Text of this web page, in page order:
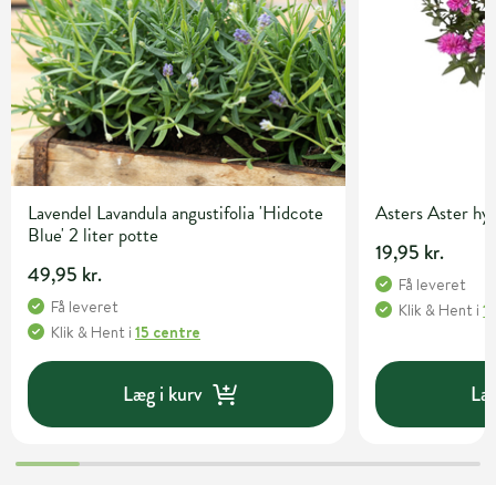
Lavendel Lavandula angustifolia 'Hidcote
Blue' 2 liter potte
49,95 kr.
Få leveret
Klik & Hent i 15 centre
Læg i kurv
Asters Aster
19,95 kr.
Få leveret
Klik & Hent i